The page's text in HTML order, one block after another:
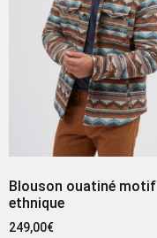
Blouson ouatiné motif
ethnique
249,00€